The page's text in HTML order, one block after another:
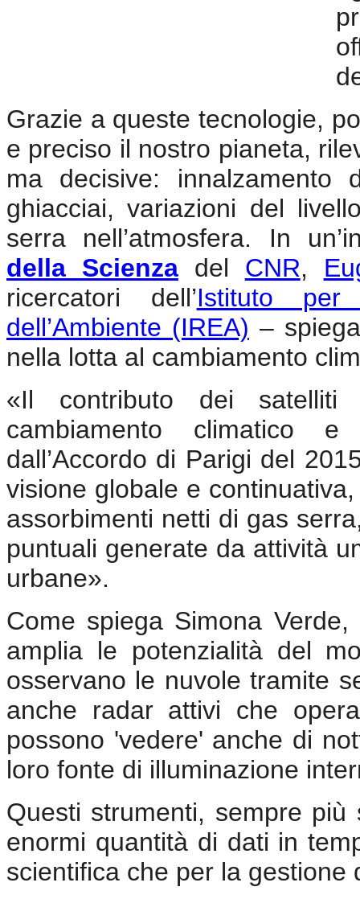
Grazie a queste tecnologie,
e preciso il nostro pianeta,
ma decisive: innalzamento
ghiacciai, variazioni del
serra nell’atmosfera. In
della Scienzadel CNR,
ricercatori dell’Istituto per
dell’Ambiente (IREA) –
nella lotta al cambiamento
«Il contributo dei
cambiamento climatico
dall’Accordo di Parigi del
visione globale e
assorbimenti netti di gas
puntuali generate da attività
urbane».
Come spiega Simona
amplia le potenzialità del
osservano le nuvole tramite
anche radar attivi che
possono 'vedere' anche di
loro fonte di illuminazione
Questi strumenti, sempre
enormi quantità di dati in
scientifica che per la